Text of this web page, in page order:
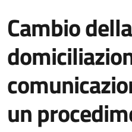
Cambio della
un